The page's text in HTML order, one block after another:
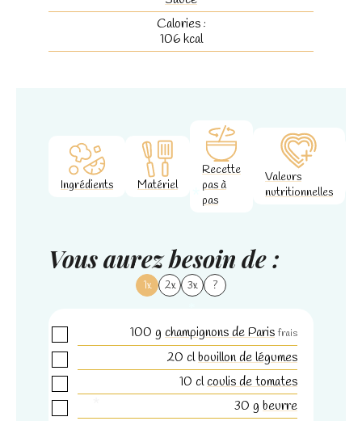
Calories :
106 kcal
Ingrédients Matériel
Recette
pas à
pas
Valeurs
nutritionnelles
Vous aurez besoin de :
1x 2x 3x ?
100 g champignons de Paris frais
20 clbouillon de légumes
10 clcoulis de tomates
30 g beurre
*